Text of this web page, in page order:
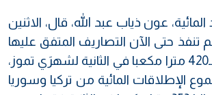
عون ذياب عبد الله، قال، الاثنين
تنفذ حتى الآن التصاريف المتفق عليها
سابقا والمحددة بـ420 مترا مكعبا في الثانية لشهرَي تموز،
الإطلاقات المائية من تركيا وسوريا